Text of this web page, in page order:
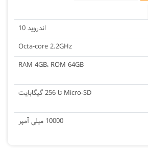
اندروید 10
Octa-core 2.2GHz
RAM 4GB، ROM 64GB
Micro-SD تا 256 گیگابایت
10000 میلی آمپر